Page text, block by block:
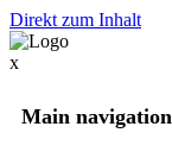
Direkt zum Inhalt
x
Main navigation